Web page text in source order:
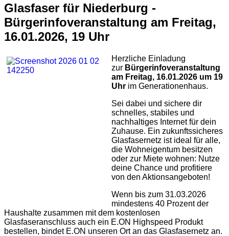
Glasfaser für Niederburg -
Bürgerinfoveranstaltung am Freitag,
16.01.2026, 19 Uhr
Herzliche Einladung
zur Bürgerinfoveranstaltung
am Freitag, 16.01.2026 um 19
Uhr im Generationenhaus.
Sei dabei und sichere dir
schnelles, stabiles und
nachhaltiges Internet für dein
Zuhause. Ein zukunftssicheres
Glasfasernetz ist ideal für alle,
die Wohneigentum besitzen
oder zur Miete wohnen: Nutze
deine Chance und profitiere
von den Aktionsangeboten!
Wenn bis zum 31.03.2026
mindestens 40 Prozent der
Haushalte zusammen mit dem kostenlosen
Glasfaseranschluss auch ein E.ON Highspeed Produkt
bestellen, bindet E.ON unseren Ort an das Glasfasernetz an.